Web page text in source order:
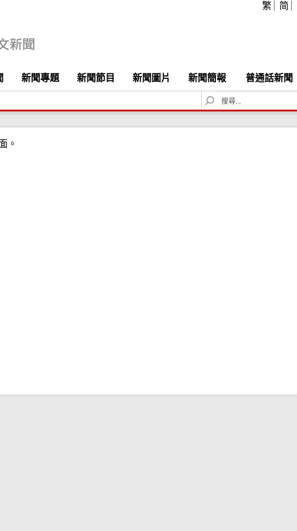
繁 简
新聞專題 新聞節目 新聞圖片 新聞簡報 普通話新聞
S
e
。